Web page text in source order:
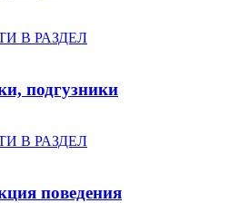
В РАЗДЕЛ
подгузники
В РАЗДЕЛ
поведения